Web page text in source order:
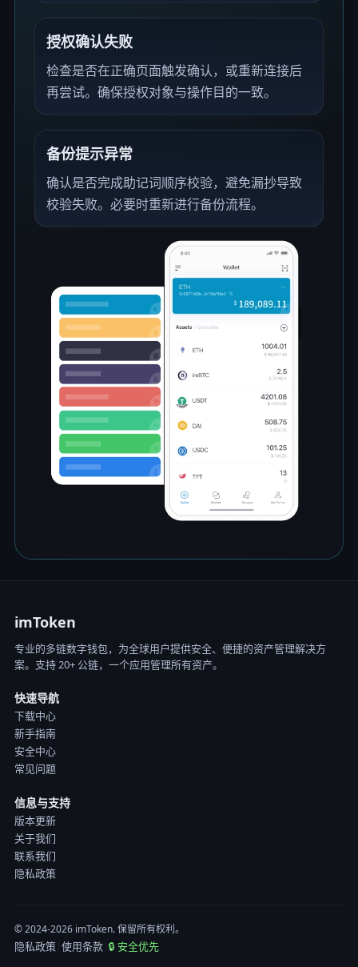
授权确认失败
检查是否在正确页面触发确认，或重新连接后
再尝试。确保授权对象与操作目的一致。
备份提示异常
确认是否完成助记词顺序校验，避免漏抄导致
校验失败。必要时重新进行备份流程。
imToken
专业的多链数字钱包，为全球用户提供安全、便捷的资产管理解决方
案。支持 20+ 公链，一个应用管理所有资产。
快速导航
下载中心
新手指南
安全中心
常见问题
信息与支持
版本更新
关于我们
联系我们
隐私政策
© 2024-2026 imToken. 保留所有权利。
隐私政策| 使用条款| 🔒 安全优先